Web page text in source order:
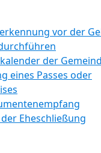
vor der
der
eines Passes oder
Eheschließung